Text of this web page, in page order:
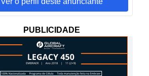
PUBLICIDADE